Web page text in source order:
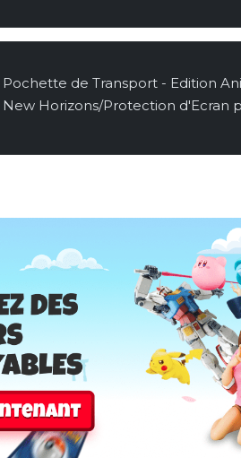
Pochette de Transport - Edition
New Horizons/Protection d'Ecran